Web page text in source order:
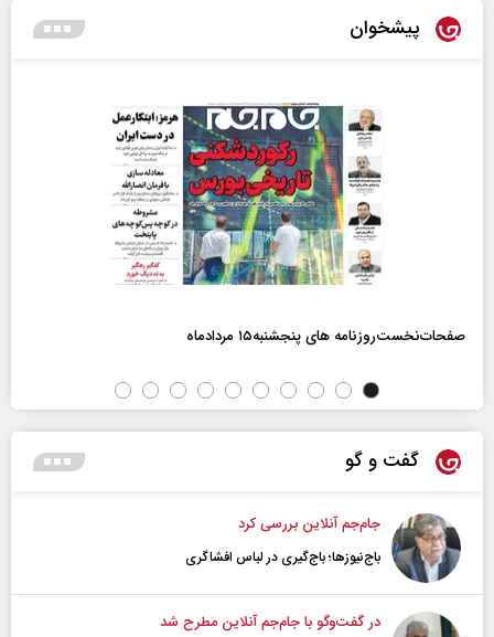
پیشخوان
صفحات‌نخست‌روزنامه ها‌ی پنجشنبه‌۱۵ مردادماه
گفت و گو
جام‌جم آنلاین بررسی کرد
باج‌نیوزها؛ باج‌گیری در لباس افشاگری
در گفت‌و‌گو با جام‌جم آنلاین مطرح شد